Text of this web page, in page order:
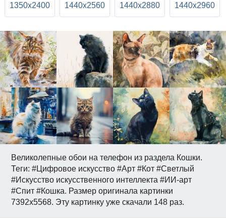
Великолепные обои на телефон из раздела Кошки.
Теги: #Цифровое искусство #Арт #Кот #Светлый
#Искусство искусственного интеллекта #ИИ-арт
#Спит #Кошка. Размер оригинала картинки
7392x5568. Эту картинку уже скачали 148 раз.
1350x2400 1440x2560 1440x2880 1440x2960